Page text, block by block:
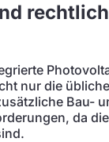
nur die
Bau-
da